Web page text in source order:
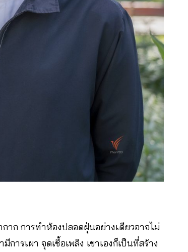
าก การทำห้องปลอดฝุ่นอย่างเดียวอาจไม่
ารเผา จุดเชื้อเพลิง เขาเองก็เป็นที่สร้าง